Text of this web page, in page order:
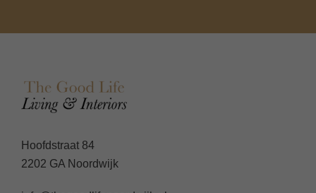
Hoofdstraat 84
2202 GA Noordwijk